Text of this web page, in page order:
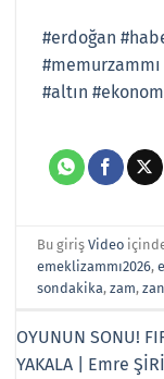
#erdoğan
#memurzammı
#altın
Bu girişVideo
emeklizammı2026,
sondakika,zam,
OYUNUN SONU!
YAKALA | Emre